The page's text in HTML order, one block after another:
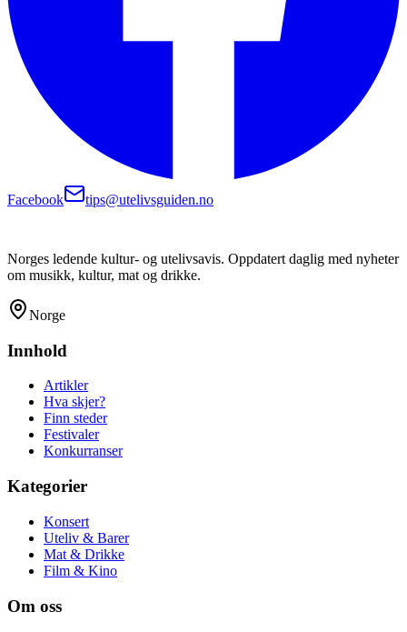
Facebook tips@utelivsguiden.no
Norges ledende kultur- og utelivsavis. Oppdatert daglig med nyheter
om musikk, kultur, mat og drikke.
Norge
Innhold
Artikler
Hva skjer?
Finn steder
Festivaler
Konkurranser
Kategorier
Konsert
Uteliv & Barer
Mat & Drikke
Film & Kino
Om oss